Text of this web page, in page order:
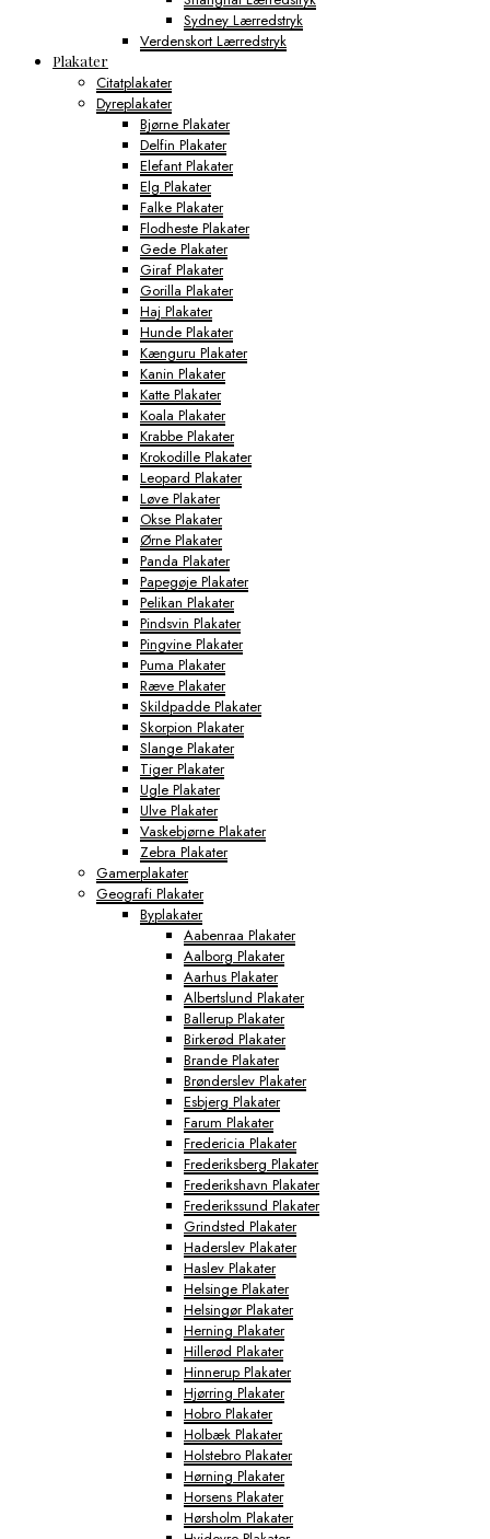
Sydney Lærredstryk
Verdenskort Lærredstryk
Plakater
Citatplakater
Dyreplakater
Bjørne Plakater
Delfin Plakater
Elefant Plakater
Elg Plakater
Falke Plakater
Flodheste Plakater
Gede Plakater
Giraf Plakater
Gorilla Plakater
Haj Plakater
Hunde Plakater
Kænguru Plakater
Kanin Plakater
Katte Plakater
Koala Plakater
Krabbe Plakater
Krokodille Plakater
Leopard Plakater
Løve Plakater
Okse Plakater
Ørne Plakater
Panda Plakater
Papegøje Plakater
Pelikan Plakater
Pindsvin Plakater
Pingvine Plakater
Puma Plakater
Ræve Plakater
Skildpadde Plakater
Skorpion Plakater
Slange Plakater
Tiger Plakater
Ugle Plakater
Ulve Plakater
Vaskebjørne Plakater
Zebra Plakater
Gamerplakater
Geografi Plakater
Byplakater
Aabenraa Plakater
Aalborg Plakater
Aarhus Plakater
Albertslund Plakater
Ballerup Plakater
Birkerød Plakater
Brande Plakater
Brønderslev Plakater
Esbjerg Plakater
Farum Plakater
Fredericia Plakater
Frederiksberg Plakater
Frederikshavn Plakater
Frederikssund Plakater
Grindsted Plakater
Haderslev Plakater
Haslev Plakater
Helsinge Plakater
Helsingør Plakater
Herning Plakater
Hillerød Plakater
Hinnerup Plakater
Hjørring Plakater
Hobro Plakater
Holbæk Plakater
Holstebro Plakater
Hørning Plakater
Horsens Plakater
Hørsholm Plakater